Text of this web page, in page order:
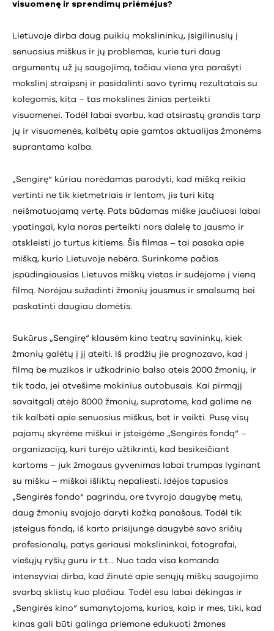
visuomenę ir sprendimų priėmėjus?
Lietuvoje dirba daug puikių mokslininkų, įsigilinusių į
senuosius miškus ir jų problemas, kurie turi daug
argumentų už jų saugojimą, tačiau viena yra parašyti
mokslinį straipsnį ir pasidalinti savo tyrimų rezultatais su
kolegomis, kita – tas mokslines žinias perteikti
visuomenei. Todėl labai svarbu, kad atsirastų grandis tarp
jų ir visuomenės, kalbėtų apie gamtos aktualijas žmonėms
suprantama kalba.
„Sengirę“ kūriau norėdamas parodyti, kad mišką reikia
vertinti ne tik kietmetriais ir lentom, jis turi kitą
neišmatuojamą vertę. Pats būdamas miške jaučiuosi labai
ypatingai, kyla noras perteikti nors dalelę to jausmo ir
atskleisti jo turtus kitiems. Šis filmas – tai pasaka apie
mišką, kurio Lietuvoje nebėra. Surinkome pačias
įspūdingiausias Lietuvos miškų vietas ir sudėjome į vieną
filmą. Norėjau sužadinti žmonių jausmus ir smalsumą bei
paskatinti daugiau domėtis.
Sukūrus „Sengirę“ klausėm kino teatrų savininkų, kiek
žmonių galėtų į jį ateiti. Iš pradžių jie prognozavo, kad į
filmą be muzikos ir užkadrinio balso ateis 2000 žmonių, ir
tik tada, jei atvešime mokinius autobusais. Kai pirmąjį
savaitgalį atėjo 8000 žmonių, supratome, kad galime ne
tik kalbėti apie senuosius miškus, bet ir veikti. Pusę visų
pajamų skyrėme miškui ir įsteigėme „Sengirės fondą“ –
organizaciją, kuri turėjo užtikrinti, kad besikeičiant
kartoms – juk žmogaus gyvenimas labai trumpas lyginant
su mišku – miškai išliktų nepaliesti. Idėjos tapusios
„Sengirės fondo“ pagrindu, ore tvyrojo daugybę metų,
daug žmonių svajojo daryti kažką panašaus. Todėl tik
įsteigus fondą, iš karto prisijungė daugybė savo sričių
profesionalų, patys geriausi mokslininkai, fotografai,
viešųjų ryšių guru ir t.t… Nuo tada visa komanda
intensyviai dirba, kad žinutė apie senųjų miškų saugojimo
svarbą sklistų kuo plačiau. Todėl esu labai dėkingas ir
„Sengirės kino“ sumanytojoms, kurios, kaip ir mes, tiki, kad
kinas gali būti galinga priemone edukuoti žmones